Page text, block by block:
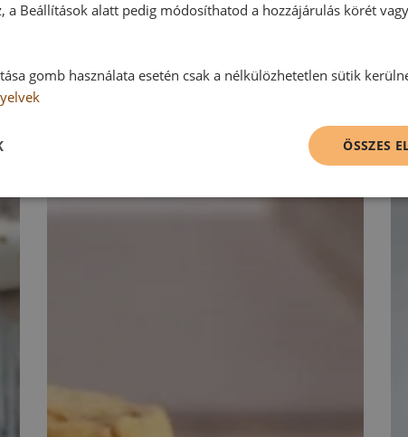
RECEPTAJÁNLÓ
a Beállítások alatt pedig módosíthatod a hozzájárulás körét
gomb használata esetén csak a nélkülözhetetlen sütik
ÖSSZES